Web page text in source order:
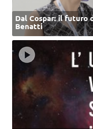
Dal Cospar: il futuro
Benatti